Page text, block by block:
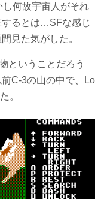
何故宇宙人がそれ
するとは…SFな感じ
見た気がした。
ということだろう
C-3の山の中で、Lo
。